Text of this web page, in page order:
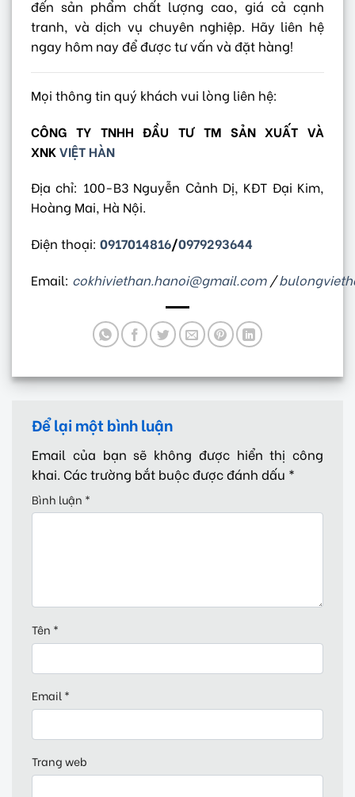
đến sản phẩm chất lượng cao, giá cả cạnh
tranh, và dịch vụ chuyên nghiệp. Hãy liên hệ
ngay hôm nay để được tư vấn và đặt hàng!
Mọi thông tin quý khách vui lòng liên hệ:
CÔNG TY TNHH ĐẦU TƯ TM SẢN XUẤT VÀ
XNKVIỆT HÀN
Địa chỉ: 100-B3 Nguyễn Cảnh Dị, KĐT Đại Kim,
Hoàng Mai, Hà Nội.
Điện thoại: 0917014816/0979293644
Email: cokhiviethan.hanoi@gmail.com/
Để lại một bình luận
Email của bạn sẽ không được hiển thị công
khai. Các trường bắt buộc được đánh dấu *
Bình luận *
Tên *
Email *
Trang web